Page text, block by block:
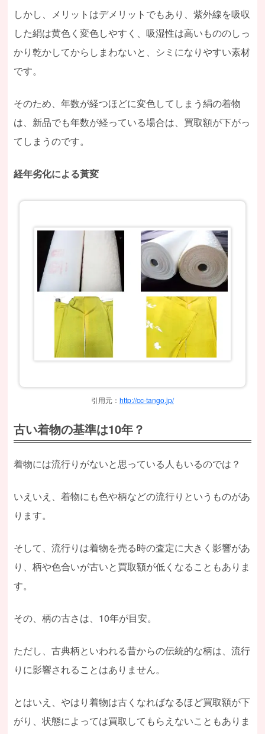
しかし、メリットはデメリットでもあり、紫外線を吸収
した絹は黄色く変色しやすく、吸湿性は高いもののしっ
かり乾かしてからしまわないと、シミになりやすい素材
です。
そのため、年数が経つほどに変色してしまう絹の着物
は、新品でも年数が経っている場合は、買取額が下がっ
てしまうのです。
経年劣化による黃変
引用元： http://cc-tango.jp/
古い着物の基準は10年？
着物には流行りがないと思っている人もいるのでは？
いえいえ、着物にも色や柄などの流行りというものがあ
ります。
そして、流行りは着物を売る時の査定に大きく影響があ
り、柄や色合いが古いと買取額が低くなることもありま
す。
その、柄の古さは、10年が目安。
ただし、古典柄といわれる昔からの伝統的な柄は、流行
りに影響されることはありません。
とはいえ、やはり着物は古くなればなるほど買取額が下
がり、状態によっては買取してもらえないこともありま